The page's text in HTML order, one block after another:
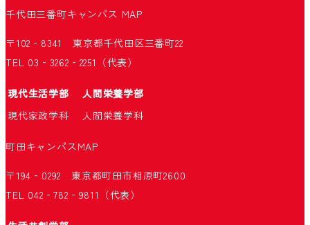
千代田三番町キャンパス MAP
〒102‐8341 東京都千代田区三番町22
TEL 03‐3262‐2251（代表）
現代生活学部
人間栄養学部
現代家政学科
人間栄養学科
町田キャンパスMAP
〒194‐0292 東京都町田市相原町2600
TEL 042‐782‐9811（代表）